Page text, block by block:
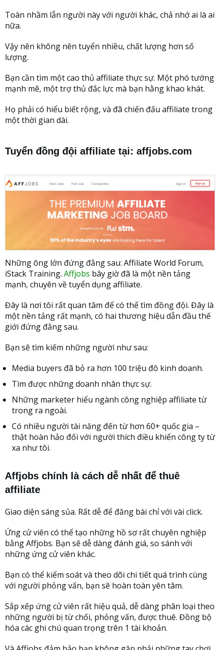
Toàn nhầm lẫn người này với người khác, chả nhớ ai là ai
nữa.
Vậy nên không nên tuyển nhiều, chất lượng hơn số
lượng.
Bạn cần tìm một cao thủ affiliate thực sự. Một phó tướng
mạnh mẽ, một trợ thủ đắc lực mà bạn hằng khao khát.
Họ phải có hiểu biết rộng, và đã chiến đấu affiliate trong
một thời gian dài.
Tuyển đồng đội affiliate tại: affjobs.com
Những ông lớn đứng đằng sau: Affiliate World Forum,
iStack Training. Affjobs bây giờ đã là một nền tảng
mạnh, chuyên về tuyển dụng affiliate.
Đây là nơi tôi rất quan tâm để có thể tìm đồng đội. Đây là
một nền tảng rất mạnh, có hai thương hiệu dẫn đầu thế
giới đứng đằng sau.
Bạn sẽ tìm kiếm những người như sau:
Media buyers đã bỏ ra hơn 100 triệu đô kinh doanh.
Tìm được những doanh nhân thực sự.
Những marketer hiểu ngành công nghiệp affiliate từ
trong ra ngoài.
Có nhiều người tài năng đến từ hơn 60+ quốc gia –
thật hoàn hảo đối với người thích điều khiển công ty từ
xa như tôi.
Affjobs chính là cách dễ nhất để thuê
affiliate
Giao diện sáng sủa. Rất dễ để đăng bài chỉ với vài click.
Ứng cử viên có thể tạo những hồ sơ rất chuyên nghiệp
bằng Affjobs. Bạn sẽ dễ dàng đánh giá, so sánh với
những ứng cử viên khác.
Bạn có thể kiểm soát và theo dõi chi tiết quá trình cùng
với người phỏng vấn, bạn sẽ hoàn toàn yên tâm.
Sắp xếp ứng cử viên rất hiệu quả, dễ dàng phân loại theo
những người bị từ chối, phỏng vấn, được thuê. Đồng bộ
hóa các ghi chú quan trọng trên 1 tài khoản.